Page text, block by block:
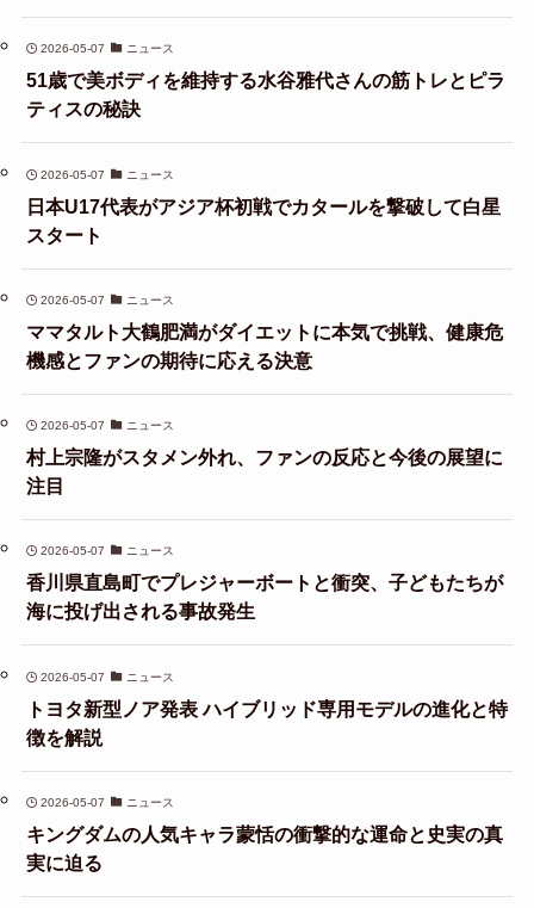
2026-05-07 ニュース
51歳で美ボディを維持する水谷雅代さんの筋トレとピラ
ティスの秘訣
2026-05-07 ニュース
日本U17代表がアジア杯初戦でカタールを撃破して白星
スタート
2026-05-07 ニュース
ママタルト大鶴肥満がダイエットに本気で挑戦、健康危
機感とファンの期待に応える決意
2026-05-07 ニュース
村上宗隆がスタメン外れ、ファンの反応と今後の展望に
注目
2026-05-07 ニュース
香川県直島町でプレジャーボートと衝突、子どもたちが
海に投げ出される事故発生
2026-05-07 ニュース
トヨタ新型ノア発表 ハイブリッド専用モデルの進化と特
徴を解説
2026-05-07 ニュース
キングダムの人気キャラ蒙恬の衝撃的な運命と史実の真
実に迫る